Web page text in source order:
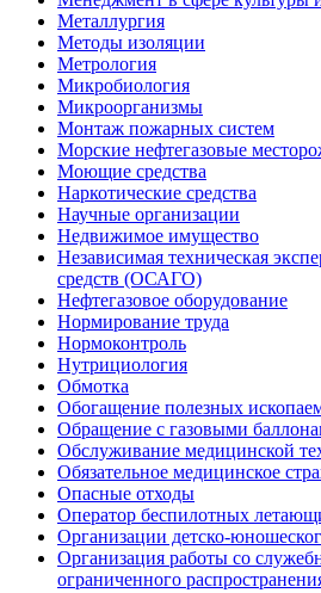
Металлургия
Методы изоляции
Метрология
Микробиология
Микроорганизмы
Монтаж пожарных систем
Морские нефтегазовые
Моющие средства
Наркотические средства
Научные организации
Недвижимое имущество
Независимая техническая
средств (ОСАГО)
Нефтегазовое оборудование
Нормирование труда
Нормоконтроль
Нутрициология
Обмотка
Обогащение полезных
Обращение с газовыми
Обслуживание медицинской
Обязательное медицинское
Опасные отходы
Оператор беспилотных
Организации детско-
Организация работы со
ограниченного